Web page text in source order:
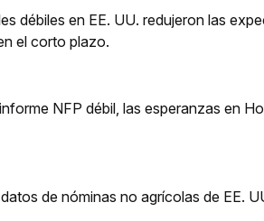
débiles en EE. UU. redujeron las
el corto plazo.
NFP débil, las esperanzas en
de nóminas no agrícolas de EE.